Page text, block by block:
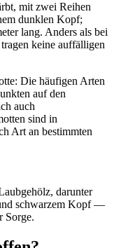
mit zwei Reihen
dunklen Kopf;
lang. Anders als bei
keine auffälligen
Die häufigen Arten
auf den
auch
sind in
Art an bestimmten
darunter
schwarzem Kopf —
Sorge.